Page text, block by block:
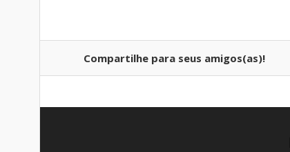
Compartilhe para seus amigos(as)!